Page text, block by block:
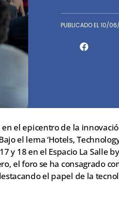
PUBLICADO EL10/
el epicentro de la
el lema ‘Hotels,
y 18 en el Espacio La Salle
el foro se ha consagrado
el papel de la